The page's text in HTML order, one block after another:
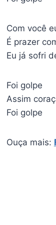
Com você
É prazer
Eu já sofri
Foi golpe
Assim
Foi golpe
Ouça mais: